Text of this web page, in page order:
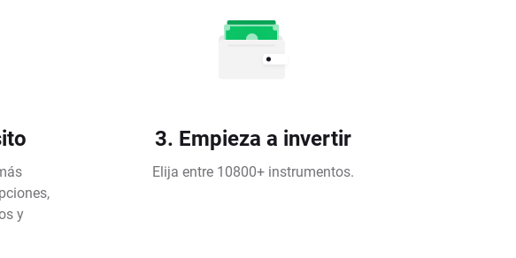
y
3. Empieza a invertir
Elija entre 10800+ instrumentos.